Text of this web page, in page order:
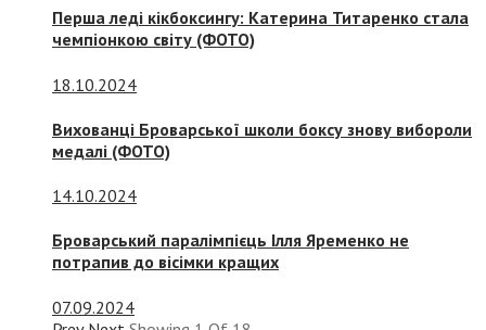
Перша леді кікбоксингу: Катерина Титаренко стала
чемпіонкою світу (ФОТО)
18.10.2024
Вихованці Броварської школи боксу знову вибороли
медалі (ФОТО)
14.10.2024
Броварський паралімпієць Ілля Яременко не
потрапив до вісімки кращих
07.09.2024